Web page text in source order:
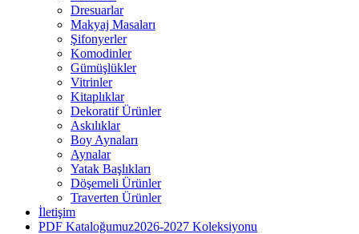
Dresuarlar
Makyaj Masaları
Şifonyerler
Komodinler
Gümüşlükler
Vitrinler
Kitaplıklar
Dekoratif Ürünler
Askılıklar
Boy Aynaları
Aynalar
Yatak Başlıkları
Döşemeli Ürünler
Traverten Ürünler
İletişim
PDF Kataloğumuz2026-2027 Koleksiyonu